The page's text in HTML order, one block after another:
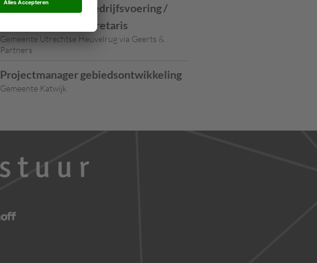
Concernmanager Bedrijfsvoering /
Loco-Gemeentesecretaris
Gemeente Utrechtse Heuvelrug via Geerts &
Partners
Projectmanager gebiedsontwikkeling
Gemeente Katwijk